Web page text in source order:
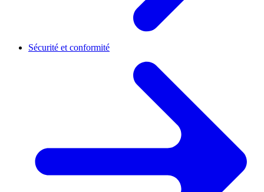
Sécurité et conformité